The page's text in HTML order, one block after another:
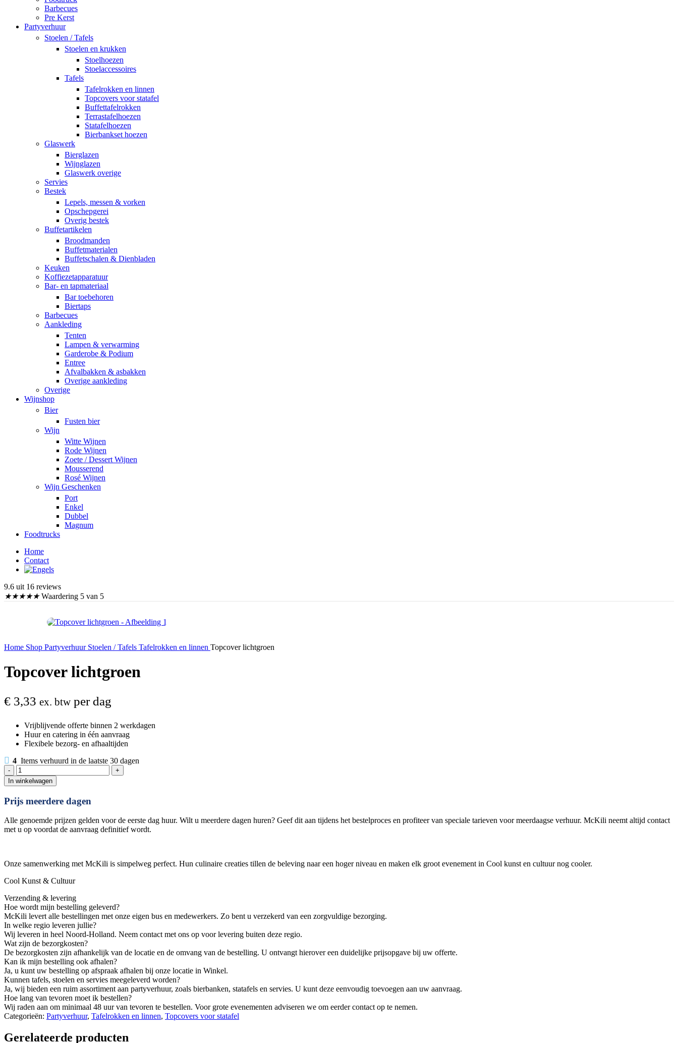
Barbecues
Pre Kerst
Partyverhuur
Stoelen / Tafels
Stoelen en krukken
Stoelhoezen
Stoelaccessoires
Tafels
Tafelrokken en linnen
Topcovers voor statafel
Buffettafelrokken
Terrastafelhoezen
Statafelhoezen
Bierbankset hoezen
Glaswerk
Bierglazen
Wijnglazen
Glaswerk overige
Servies
Bestek
Lepels, messen & vorken
Opschepgerei
Overig bestek
Buffetartikelen
Broodmanden
Buffetmaterialen
Buffetschalen & Dienbladen
Keuken
Koffiezetapparatuur
Bar- en tapmateriaal
Bar toebehoren
Biertaps
Barbecues
Aankleding
Tenten
Lampen & verwarming
Garderobe & Podium
Entree
Afvalbakken & asbakken
Overige aankleding
Overige
Wijnshop
Bier
Fusten bier
Wijn
Witte Wijnen
Rode Wijnen
Zoete / Dessert Wijnen
Mousserend
Rosé Wijnen
Wijn Geschenken
Port
Enkel
Dubbel
Magnum
Foodtrucks
Home
Contact
9.6 uit 16 reviews
★★★★★ Waardering 5 van 5
Home Shop Partyverhuur Stoelen / Tafels Tafelrokken en linnen Topcover lichtgroen
Topcover lichtgroen
€ 3,33 ex. btw per dag
Vrijblijvende offerte binnen 2 werkdagen
Huur en catering in één aanvraag
Flexibele bezorg- en afhaaltijden
4 Items verhuurd in de laatste 30 dagen
Topcover
lichtgroen
aantal
In winkelwagen
Prijs meerdere dagen
Alle genoemde prijzen gelden voor de eerste dag huur. Wilt u meerdere dagen huren? Geef dit aan tijdens het bestelproces en profiteer van speciale tarieven voor meerdaagse verhuur. McKili neemt altijd contact
met u op voordat de aanvraag definitief wordt.
Onze samenwerking met McKili is simpelweg perfect. Hun culinaire creaties tillen de beleving naar een hoger niveau en maken elk groot evenement in Cool kunst en cultuur nog cooler.
Cool Kunst & Cultuur
Verzending & levering
Hoe wordt mijn bestelling geleverd?
McKili levert alle bestellingen met onze eigen bus en medewerkers. Zo bent u verzekerd van een zorgvuldige bezorging.
In welke regio leveren jullie?
Wij leveren in heel Noord-Holland. Neem contact met ons op voor levering buiten deze regio.
Wat zijn de bezorgkosten?
De bezorgkosten zijn afhankelijk van de locatie en de omvang van de bestelling. U ontvangt hierover een duidelijke prijsopgave bij uw offerte.
Kan ik mijn bestelling ook afhalen?
Ja, u kunt uw bestelling op afspraak afhalen bij onze locatie in Winkel.
Kunnen tafels, stoelen en servies meegeleverd worden?
Ja, wij bieden een ruim assortiment aan partyverhuur, zoals bierbanken, statafels en servies. U kunt deze eenvoudig toevoegen aan uw aanvraag.
Hoe lang van tevoren moet ik bestellen?
Wij raden aan om minimaal 48 uur van tevoren te bestellen. Voor grote evenementen adviseren we om eerder contact op te nemen.
Categorieën: Partyverhuur, Tafelrokken en linnen, Topcovers voor statafel
Gerelateerde producten